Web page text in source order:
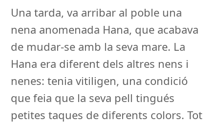
Una tarda, va arribar al poble una
nena anomenada Hana, que acabava
de mudar-se amb la seva mare. La
Hana era diferent dels altres nens i
nenes: tenia vitiligen, una condició
que feia que la seva pell tingués
petites taques de diferents colors. Tot